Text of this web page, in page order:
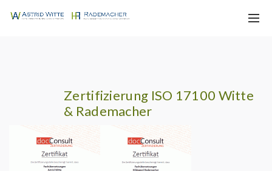
Zertifizierung ISO 17100 Witte
& Rademacher